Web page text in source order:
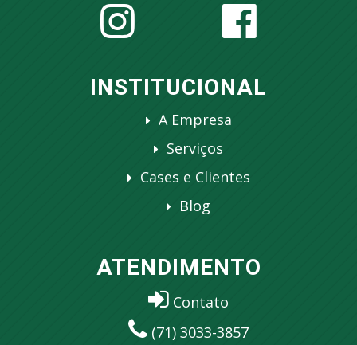
INSTITUCIONAL
A Empresa
Serviços
Cases e Clientes
Blog
ATENDIMENTO
Contato
(71) 3033-3857